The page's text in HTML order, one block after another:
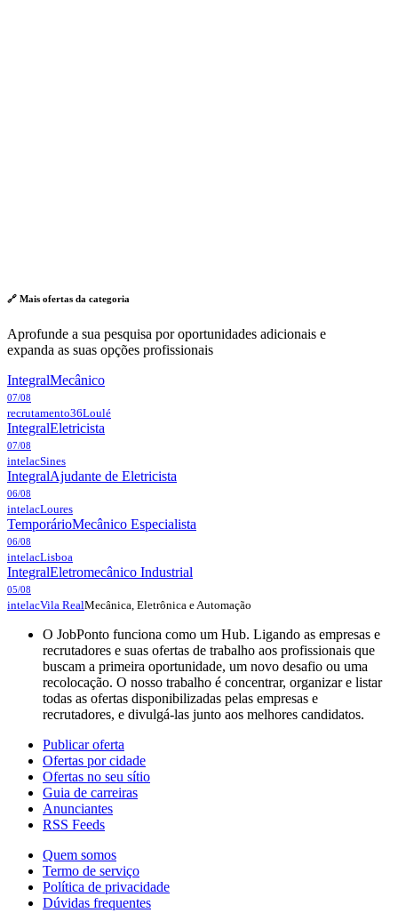
🔗 Mais ofertas da categoria
Aprofunde a sua pesquisa por oportunidades adicionais e
expanda as suas opções profissionais
IntegralMecânico
07/08
recrutamento36Loulé
IntegralEletricista
07/08
intelacSines
IntegralAjudante de Eletricista
06/08
intelacLoures
TemporárioMecânico Especialista
06/08
intelacLisboa
IntegralEletromecânico Industrial
05/08
intelacVila RealMecânica, Eletrônica e Automação
O JobPonto funciona como um Hub. Ligando as empresas e
recrutadores e suas ofertas de trabalho aos profissionais que
buscam a primeira oportunidade, um novo desafio ou uma
recolocação. O nosso trabalho é concentrar, organizar e listar
todas as ofertas disponibilizadas pelas empresas e
recrutadores, e divulgá-las junto aos melhores candidatos.
Publicar oferta
Ofertas por cidade
Ofertas no seu sítio
Guia de carreiras
Anunciantes
RSS Feeds
Quem somos
Termo de serviço
Política de privacidade
Dúvidas frequentes